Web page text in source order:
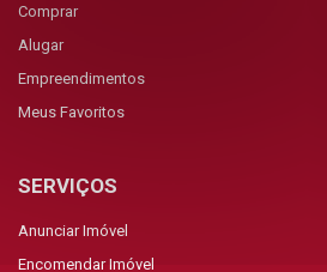
Comprar
Alugar
Empreendimentos
Meus Favoritos
SERVIÇOS
Anunciar Imóvel
Encomendar Imóvel